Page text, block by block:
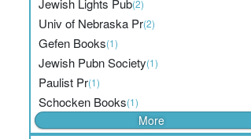
Jewish Lights Pub(2)
Univ of Nebraska Pr(2)
Gefen Books(1)
Jewish Pubn Society(1)
Paulist Pr(1)
Schocken Books(1)
More